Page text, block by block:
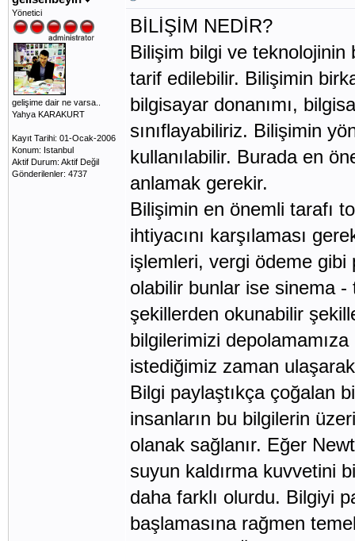
Yönetici
gelişime dair ne varsa..
Yahya KARAKURT
Kayıt Tarihi: 01-Ocak-2006
Konum: Istanbul
Aktif Durum: Aktif Değil
Gönderilenler: 4737
BİLİŞİM NEDİR?
Bilişim bilgi ve teknolojinin
tarif edilebilir. Bilişimin
bilgisayar donanımı,
sınıflayabiliriz. Bilişimin
kullanılabilir. Burada en
anlamak gerekir.
Bilişimin en önemli tarafı
ihtiyacını karşılaması
işlemleri, vergi ödeme gibi
olabilir bunlar ise sinema -
şekillerden okunabilir
bilgilerimizi
istediğimiz zaman
Bilgi paylaştıkça çoğalan
insanların bu bilgilerin
olanak sağlanır. Eğer
suyun kaldırma kuvvetini
daha farklı olurdu. Bilgiyi
başlamasına rağmen